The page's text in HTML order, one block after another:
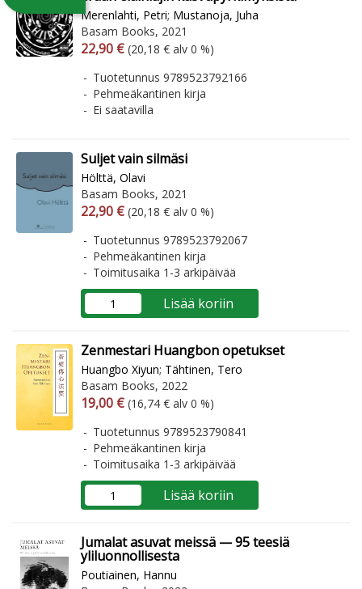
Merenlahti, Petri; Mustanoja, Juha
Basam Books, 2021
Arvonlisäverollinen hinta
22,90 € Arvonlisäveroton hinta
(20,18 € alv 0 %)
Tuotetunnus 9789523792166
Pehmeäkantinen kirja
Ei saatavilla
Suljet vain silmäsi
Hölttä, Olavi
Basam Books, 2021
Arvonlisäverollinen hinta
22,90 € Arvonlisäveroton hinta
(20,18 € alv 0 %)
Tuotetunnus 9789523792067
Pehmeäkantinen kirja
Toimitusaika 1-3 arkipäivää
Lisää koriin
Zenmestari Huangbon opetukset
Huangbo Xiyun; Tähtinen, Tero
Basam Books, 2022
Arvonlisäverollinen hinta
19,00 € Arvonlisäveroton hinta
(16,74 € alv 0 %)
Tuotetunnus 9789523790841
Pehmeäkantinen kirja
Toimitusaika 1-3 arkipäivää
Lisää koriin
Jumalat asuvat meissä — 95 teesiä
yliluonnollisesta
Poutiainen, Hannu